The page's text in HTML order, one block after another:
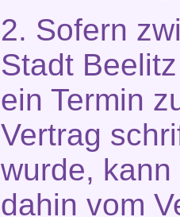
2. Sofern
Stadt
ein Termin
Vertrag
wurde,
dahin vom